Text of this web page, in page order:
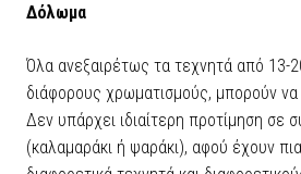
Δόλωμα
Όλα ανεξαιρέτως τα τεχνητά από 13-
διάφορους χρωματισμούς, μπορούν
Δεν υπάρχει ιδιαίτερη προτίμηση σε
(καλαμαράκι ή ψαράκι), αφού έχουν